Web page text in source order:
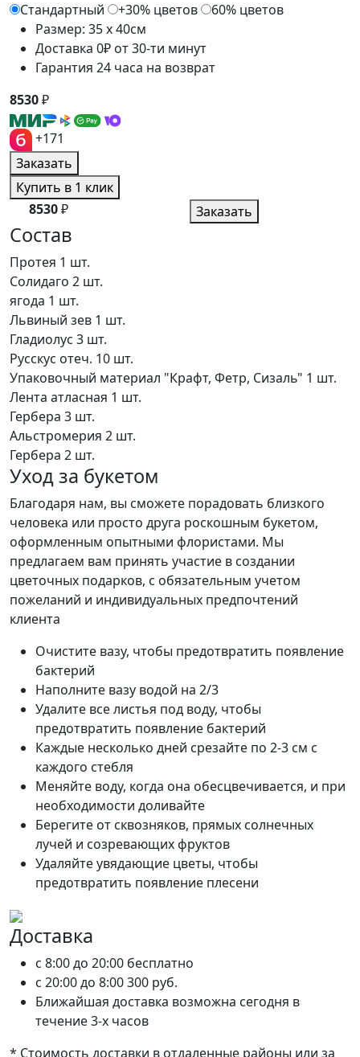
Стандартный
+30% цветов
60% цветов
Размер: 35 x 40см
Доставка 0₽ от 30-ти минут
Гарантия 24 часа на возврат
8530₽
+171
Заказать
Купить в 1 клик
8530₽ Заказать
Состав
Протея 1 шт.
Солидаго 2 шт.
ягода 1 шт.
Львиный зев 1 шт.
Гладиолус 3 шт.
Русскус отеч. 10 шт.
Упаковочный материал "Крафт, Фетр, Сизаль" 1 шт.
Лента атласная 1 шт.
Гербера 3 шт.
Альстромерия 2 шт.
Гербера 2 шт.
Уход за букетом
Благодаря нам, вы сможете порадовать близкого
человека или просто друга роскошным букетом,
оформленным опытными флористами. Мы
предлагаем вам принять участие в создании
цветочных подарков, с обязательным учетом
пожеланий и индивидуальных предпочтений
клиента
Очистите вазу, чтобы предотвратить появление
бактерий
Наполните вазу водой на 2/3
Удалите все листья под воду, чтобы
предотвратить появление бактерий
Каждые несколько дней срезайте по 2-3 см с
каждого стебля
Меняйте воду, когда она обесцвечивается, и при
необходимости доливайте
Берегите от сквозняков, прямых солнечных
лучей и созревающих фруктов
Удаляйте увядающие цветы, чтобы
предотвратить появление плесени
Доставка
c 8:00 до 20:00 бесплатно
c 20:00 до 8:00300 руб.
Ближайшая доставка возможна сегодня в
течение 3-х часов
* Стоимость доставки в отдаленные районы или за